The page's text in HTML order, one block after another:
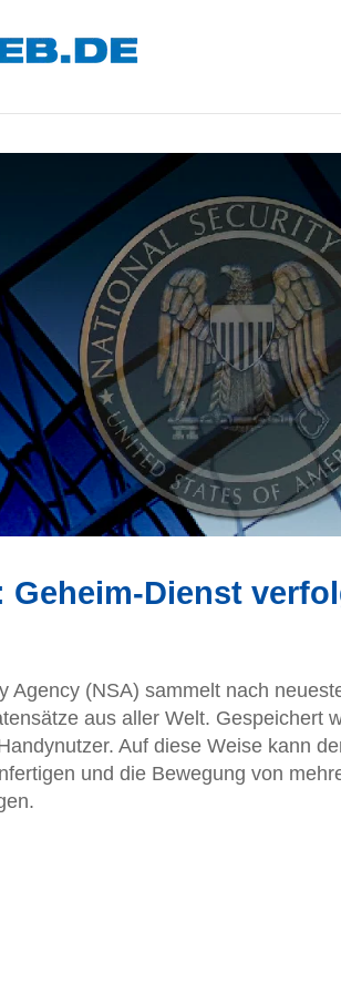
Geheim-Dienst
Agency (NSA) sammelt nach
aus aller Welt. Gespeichert
Auf diese Weise kann
und die Bewegung von